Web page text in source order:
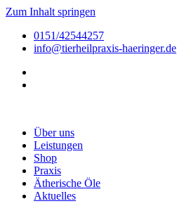
Zum Inhalt springen
0151/42544257
info@tierheilpraxis-haeringer.de
Über uns
Leistungen
Shop
Praxis
Ätherische Öle
Aktuelles